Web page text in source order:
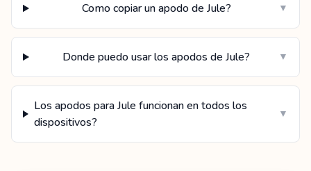
Como copiar un apodo de Jule? ▼
Donde puedo usar los apodos de Jule? ▼
Los apodos para Jule funcionan en todos los
dispositivos?
▼